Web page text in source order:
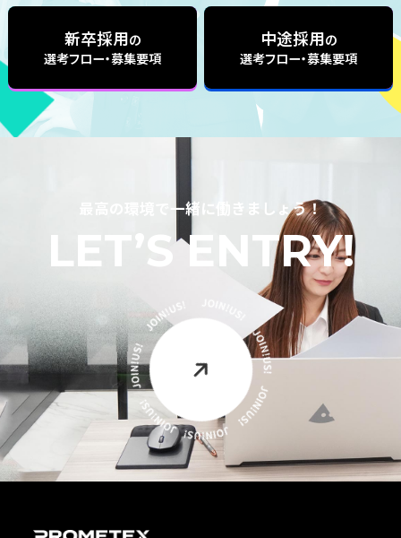
新卒採用の
選考フロー・募集要項
中途採用の
選考フロー・募集要項
最高の環境で一緒に働きましょう！
LET’S ENTRY!